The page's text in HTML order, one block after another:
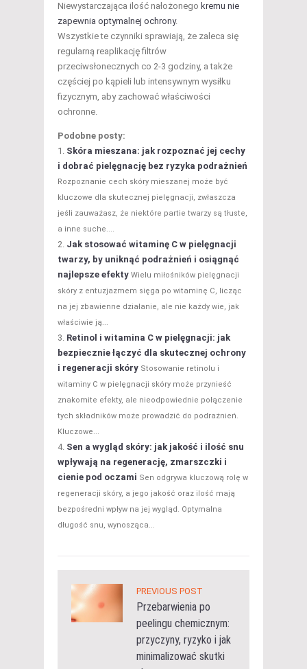
Niewystarczająca ilość nałożonego kremu nie
zapewnia optymalnej ochrony.
Wszystkie te czynniki sprawiają, że zaleca się
regularną reaplikację filtrów
przeciwsłonecznych co 2-3 godziny, a także
częściej po kąpieli lub intensywnym wysiłku
fizycznym, aby zachować właściwości
ochronne.
Podobne posty:
Skóra mieszana: jak rozpoznać jej cechy
i dobrać pielęgnację bez ryzyka podrażnień
Rozpoznanie cech skóry mieszanej może być
kluczowe dla skutecznej pielęgnacji, zwłaszcza
jeśli zauważasz, że niektóre partie twarzy są tłuste,
a inne suche....
Jak stosować witaminę C w pielęgnacji
twarzy, by uniknąć podrażnień i osiągnąć
najlepsze efekty Wielu miłośników pielęgnacji
skóry z entuzjazmem sięga po witaminę C, licząc
na jej zbawienne działanie, ale nie każdy wie, jak
właściwie ją...
Retinol i witamina C w pielęgnacji: jak
bezpiecznie łączyć dla skutecznej ochrony
i regeneracji skóry Stosowanie retinolu i
witaminy C w pielęgnacji skóry może przynieść
znakomite efekty, ale nieodpowiednie połączenie
tych składników może prowadzić do podrażnień.
Kluczowe...
Sen a wygląd skóry: jak jakość i ilość snu
wpływają na regenerację, zmarszczki i
cienie pod oczami Sen odgrywa kluczową rolę w
regeneracji skóry, a jego jakość oraz ilość mają
bezpośredni wpływ na jej wygląd. Optymalna
długość snu, wynosząca...
PREVIOUS POST
Przebarwienia po
peelingu chemicznym:
przyczyny, ryzyko i jak
minimalizować skutki